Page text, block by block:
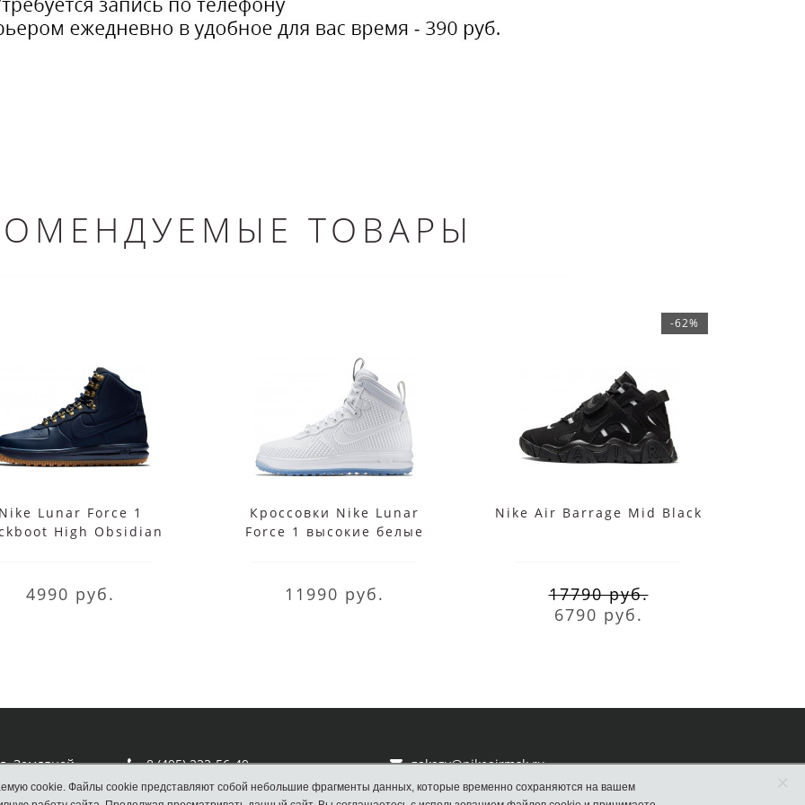
ТОВАРЫ
Lunar Force 1
High Obsidian
4990 руб.
Кроссовки Nike Lunar
Force 1 высокие белые
11990 руб.
-62%
Nike Air Barrage Mid Black
17790 руб.
6790 руб.
Земляной 8 (495) 233-56-49 zakazy@nikeairmsk.ru
cookie. Файлы cookie представляют собой небольшие фрагменты данных, которые временно сохраняются на вашем
×